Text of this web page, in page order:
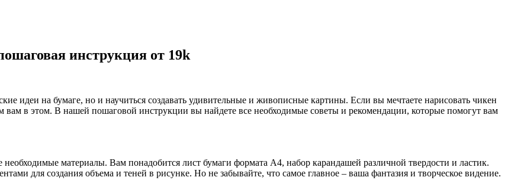
инструкция от 19k
идеи на бумаге, но и научиться создавать удивительные и живописные картины. Если вы мечтаете нарисовать чикен
в этом. В нашей пошаговой инструкции вы найдете все необходимые советы и рекомендации, которые помогут вам
необходимые материалы. Вам понадобится лист бумаги формата A4, набор карандашей различной твердости и ластик.
для создания объема и теней в рисунке. Но не забывайте, что самое главное – ваша фантазия и творческое видение.